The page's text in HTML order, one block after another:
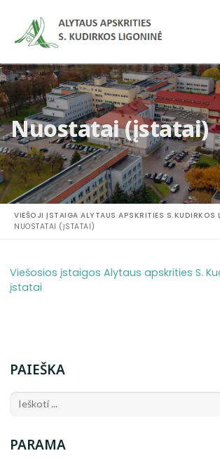
Nuostatai (įstatai)
VIEŠOJI ĮSTAIGA ALYTAUS APSKRITIES S.KUDIRKOS
NUOSTATAI (ĮSTATAI)
Viešosios įstaigos Alytaus apskrities S.
įstatai
PAIEŠKA
PARAMA